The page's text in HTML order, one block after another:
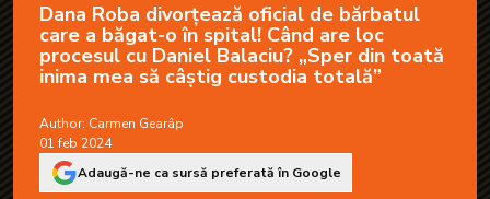
procesul cu Daniel Balaciu?
„Sper din toată inima mea să
câștig custodia totală”
Dana Roba divorțează oficial de bărbatul
care a băgat-o în spital! Când are loc
procesul cu Daniel Balaciu? „Sper din toată
inima mea să câștig custodia totală”
Author: Carmen Gearâp
01 feb 2024
Adaugă-ne ca sursă preferată în Google